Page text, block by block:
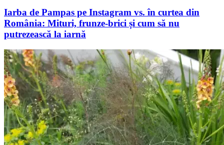
Iarba de Pampas pe Instagram vs. în curtea din
România: Mituri, frunze-brici și cum să nu
putrezească la iarnă